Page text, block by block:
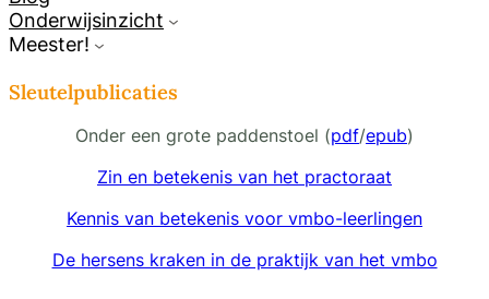
Onderwijsinzicht
Meester!
Sleutelpublicaties
Onder een grote paddenstoel (pdf/epub)
Zin en betekenis van het practoraat
Kennis van betekenis voor vmbo-leerlingen
De hersens kraken in de praktijk van het vmbo